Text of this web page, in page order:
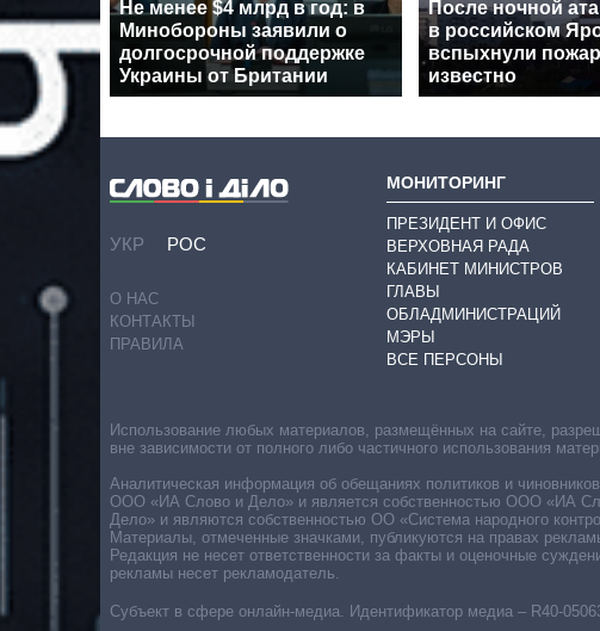
Не менее $4 млрд в год: в
Минобороны заявили о
долгосрочной поддержке
Украины от Британии
После ночной
в российском
вспыхнули
известно
УКР РОС
О НАС
КОНТАКТЫ
ПРАВИЛА
МОНИТОРИНГ
ПРЕЗИДЕНТ И ОФИС
ВЕРХОВНАЯ РАДА
КАБИНЕТ МИНИСТРОВ
ГЛАВЫ
ОБЛАДМИНИСТРАЦИЙ
МЭРЫ
ВСЕ ПЕРСОНЫ
Субъект в сфере онлайн-медиа. Идентификатор медиа – R40-
Использование любых материалов, размещённых на сайте,
вне зависимости от полного либо частичного использования
Аналитическая информация об обещаниях политиков и
ООО «ИА Слово и Дело» и является собственностью ООО «ИА
Дело» и являются собственностью ОО «Система народного
Материалы, отмеченные значками, публикуются на правах
Редакция не несет ответственности за факты и оценочные
рекламы несет рекламодатель.